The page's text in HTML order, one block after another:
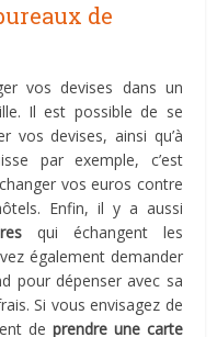
de
vos devises dans un
Il est possible de se
vos devises, ainsi qu’à
par exemple, c’est
vos euros contre
Enfin, il y a aussi
qui échangent les
également demander
pour dépenser avec sa
Si vous envisagez de
de prendre une carte